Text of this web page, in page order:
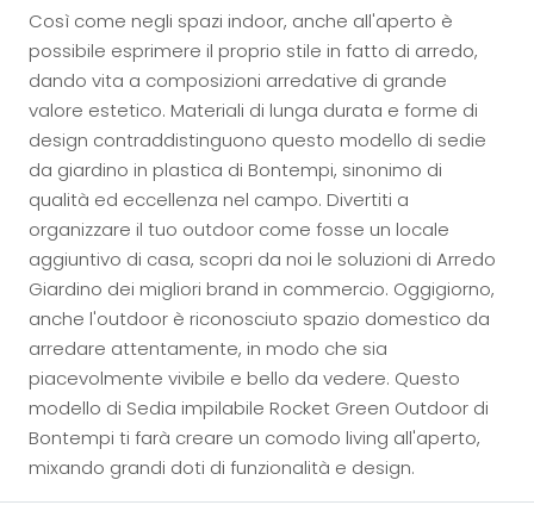
Così come negli spazi indoor, anche all'aperto è
possibile esprimere il proprio stile in fatto di arredo,
dando vita a composizioni arredative di grande
valore estetico. Materiali di lunga durata e forme di
design contraddistinguono questo modello di sedie
da giardino in plastica di Bontempi, sinonimo di
qualità ed eccellenza nel campo. Divertiti a
organizzare il tuo outdoor come fosse un locale
aggiuntivo di casa, scopri da noi le soluzioni di Arredo
Giardino dei migliori brand in commercio. Oggigiorno,
anche l'outdoor è riconosciuto spazio domestico da
arredare attentamente, in modo che sia
piacevolmente vivibile e bello da vedere. Questo
modello di Sedia impilabile Rocket Green Outdoor di
Bontempi ti farà creare un comodo living all'aperto,
mixando grandi doti di funzionalità e design.